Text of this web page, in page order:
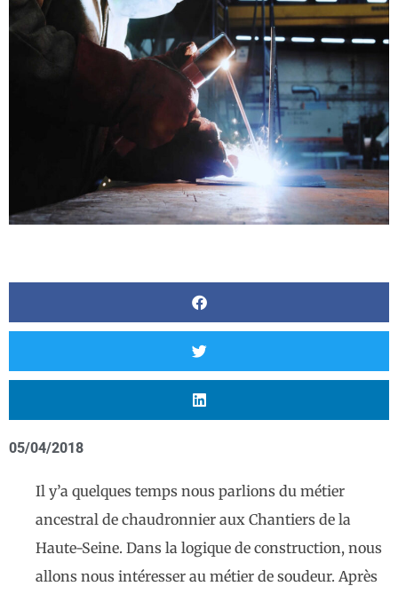
05/04/2018
Il y’a quelques temps nous parlions du métier
ancestral de chaudronnier aux Chantiers de la
Haute-Seine. Dans la logique de construction, nous
allons nous intéresser au métier de soudeur. Après